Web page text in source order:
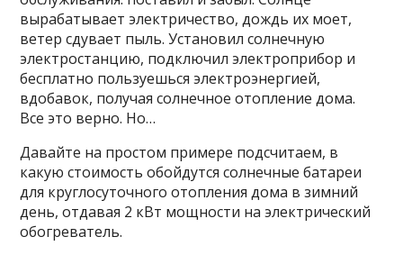
вырабатывает электричество, дождь их моет,
ветер сдувает пыль. Установил солнечную
электростанцию, подключил электроприбор и
бесплатно пользуешься электроэнергией,
вдобавок, получая солнечное отопление дома.
Все это верно. Но…
Давайте на простом примере подсчитаем, в
какую стоимость обойдутся солнечные батареи
для круглосуточного отопления дома в зимний
день, отдавая 2 кВт мощности на электрический
обогреватель.